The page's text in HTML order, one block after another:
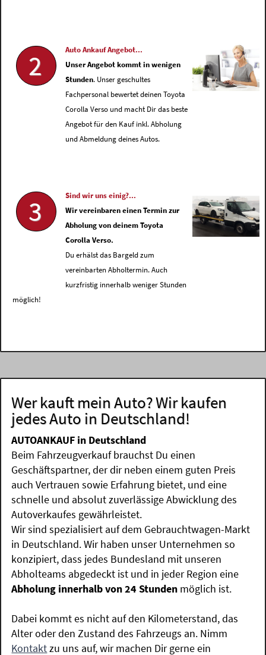
2
Auto Ankauf Angebot...
Unser Angebot kommt in wenigen
Stunden. Unser geschultes
Fachpersonal bewertet deinen Toyota
Corolla Verso und macht Dir das beste
Angebot für den Kauf inkl. Abholung
und Abmeldung deines Autos.
3
Sind wir uns einig?...
Wir vereinbaren einen Termin zur
Abholung von deinem Toyota
Corolla Verso.
Du erhälst das Bargeld zum
vereinbarten Abholtermin. Auch
kurzfristig innerhalb weniger Stunden
möglich!
Wer kauft mein Auto? Wir kaufen
jedes Auto in Deutschland!
AUTOANKAUF in Deutschland
Beim Fahrzeugverkauf brauchst Du einen
Geschäftspartner, der dir neben einem guten Preis
auch Vertrauen sowie Erfahrung bietet, und eine
schnelle und absolut zuverlässige Abwicklung des
Autoverkaufes gewährleistet.
Wir sind spezialisiert auf dem Gebrauchtwagen-Markt
in Deutschland. Wir haben unser Unternehmen so
konzipiert, dass jedes Bundesland mit unseren
Abholteams abgedeckt ist und in jeder Region eine
Abholung innerhalb von 24 Stunden möglich ist.
Dabei kommt es nicht auf den Kilometerstand, das
Alter oder den Zustand des Fahrzeugs an. Nimm
Kontaktzu uns auf, wir machen Dir gerne ein